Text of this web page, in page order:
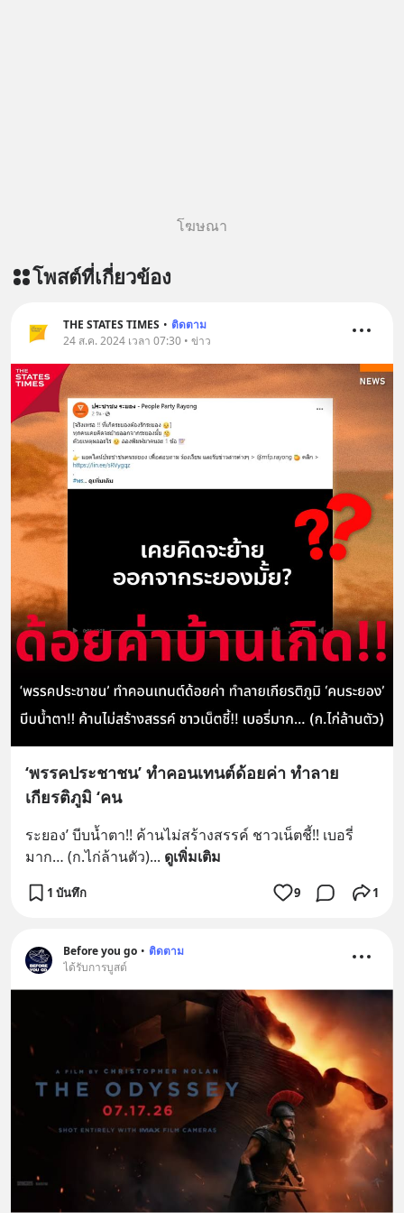
โฆษณา
โพสต์ที่เกี่ยวข้อง
THE STATES TIMES • ติดตาม
24 ส.ค. 2024 เวลา 07:30 • ข่าว
‘พรรคประชาชน’ ทำคอนเทนต์ด้อยค่า ทำลาย
เกียรติภูมิ ‘คน
ระยอง’ บีบน้ำตา!! ค้านไม่สร้างสรรค์ ชาวเน็ตชี้!! เบอรี่
มาก… (ก.ไก่ล้านตัว)... ดูเพิ่มเติม
1 บันทึก 9 1
Before you go • ติดตาม
ได้รับการบูสต์